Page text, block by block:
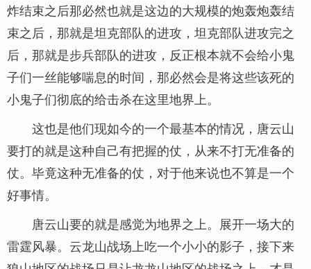
炸结束之后那必然也就是这边的大规模的炮轰炮轰结
束之后，那就是坦克部队的进攻，坦克部队进攻完之
后，那就是步兵部队的进攻，反正根本就不会给小鬼
子们一丝能够喘息的时间，那必然会是将这些该死的
小鬼子们彻底的给击杀在这里地界上。
这也是他们现如今的一个最基本的情况，唐云山
要打的就是这种自己有把握的仗，从来不打无准备的
仗。毕竟这种无准备的仗，对于他来说也不算是一个
好事情。
唐云山要的就是感觉为地界之上。展开一场大的
雷霆风暴。云龙山战场上吃一个小小的影子，接下来